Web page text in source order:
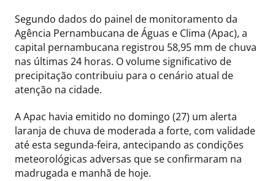
Segundo dados do painel de monitoramento da
Agência Pernambucana de Águas e Clima (Apac), a
capital pernambucana registrou 58,95 mm de chuva
nas últimas 24 horas. O volume significativo de
precipitação contribuiu para o cenário atual de
atenção na cidade.
A Apac havia emitido no domingo (27) um alerta
laranja de chuva de moderada a forte, com validade
até esta segunda-feira, antecipando as condições
meteorológicas adversas que se confirmaram na
madrugada e manhã de hoje.